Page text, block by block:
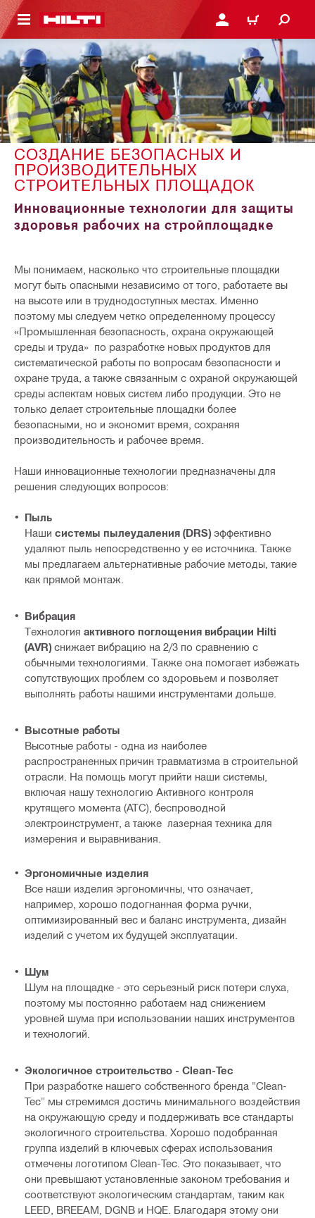
КОНТЕНТУ ВОЙДИТЕ В СВОЮ
КОРЗИНА
СОЗДАНИЕ БЕЗОПАСНЫХ И
ПРОИЗВОДИТЕЛЬНЫХ
СТРОИТЕЛЬНЫХ ПЛОЩАДОК
Инновационные технологии для защиты
здоровья рабочих на стройплощадке
Мы понимаем, насколько что строительные площадки
могут быть опасными независимо от того, работаете вы
на высоте или в труднодоступных местах. Именно
поэтому мы следуем четко определенному процессу
«Промышленная безопасность, охрана окружающей
среды и труда» по разработке новых продуктов для
систематической работы по вопросам безопасности и
охране труда, а также связанным с охраной окружающей
среды аспектам новых систем либо продукции. Это не
только делает строительные площадки более
безопасными, но и экономит время, сохраняя
производительность и рабочее время.
Наши инновационные технологии предназначены для
решения следующих вопросов:
Пыль
Наши системы пылеудаления (DRS) эффективно
удаляют пыль непосредственно у ее источника. Также
мы предлагаем альтернативные рабочие методы, такие
как прямой монтаж.
Вибрация
Технология активного поглощения вибрации Hilti
(AVR) снижает вибрацию на 2/3 по сравнению с
обычными технологиями. Также она помогает избежать
сопутствующих проблем со здоровьем и позволяет
выполнять работы нашими инструментами дольше.
Высотные работы
Высотные работы - одна из наиболее
распространенных причин травматизма в строительной
отрасли. На помощь могут прийти наши системы,
включая нашу технологию Активного контроля
крутящего момента (ATC), беспроводной
электроинструмент, а также лазерная техника для
измерения и выравнивания.
Эргономичные изделия
Все наши изделия эргономичны, что означает,
например, хорошо подогнанная форма ручки,
оптимизированный вес и баланс инструмента, дизайн
изделий с учетом их будущей эксплуатации.
Шум
Шум на площадке - это серьезный риск потери слуха,
поэтому мы постоянно работаем над снижением
уровней шума при использовании наших инструментов
и технологий.
Экологичное строительство - Clean-Tec
При разработке нашего собственного бренда "Clean-
Tec" мы стремимся достичь минимального воздействия
на окружающую среду и поддерживать все стандарты
экологичного строительства. Хорошо подобранная
группа изделий в ключевых сферах использования
отмечены логотипом Clean-Tec. Это показывает, что
они превышают установленные законом требования и
соответствуют экологическим стандартам, таким как
LEED, BREEAM, DGNB и HQE. Благодаря этому они